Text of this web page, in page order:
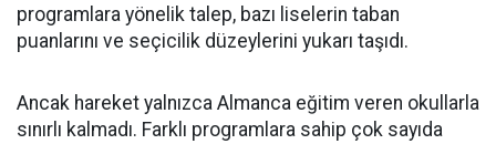
programlara yönelik talep, bazı liselerin taban
puanlarını ve seçicilik düzeylerini yukarı taşıdı.
Ancak hareket yalnızca Almanca eğitim veren okullarla
sınırlı kalmadı. Farklı programlara sahip çok sayıda